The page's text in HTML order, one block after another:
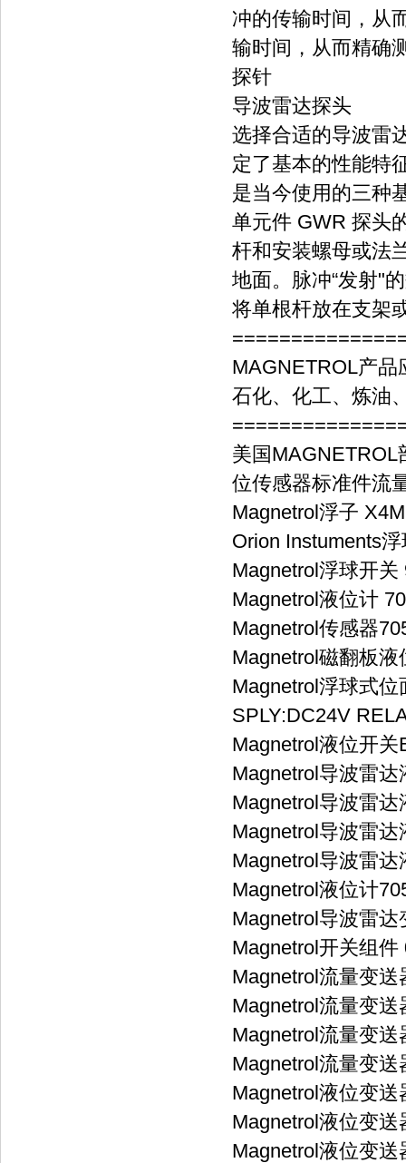
冲的传输时间，从
输时间，从而精确
探针
导波雷达探头
选择合适的导波雷
定了基本的性能特
是当今使用的三种
单元件 GWR 探头
杆和安装螺母或法
地面。脉冲“发射"
将单根杆放在支架
MAGNETROL产品
石化、化工、炼油
美国MAGNETROL
位传感器标准件流
Magnetrol浮子
Orion Instuments
Magnetrol浮球开
Magnetrol液位计
Magnetrol传感器
Magnetrol磁翻板
Magnetrol浮球式
SPLY:DC24V
Magnetrol液位开关
Magnetrol导波雷
Magnetrol导波雷达
Magnetrol导波雷
Magnetrol导波雷
Magnetrol液位计
Magnetrol导波雷
Magnetrol开关组件
Magnetrol流量变送
Magnetrol流量变
Magnetrol流量变
Magnetrol流量变送
Magnetrol液位变
Magnetrol液位变
Magnetrol液位变